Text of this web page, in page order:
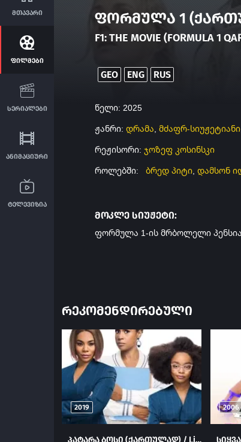
მთავარი
ფილმები
სერიალები
ანიმაციური
ტელევიზია
ფორმულა 1
F1: THE MOVIE (FORMULA 1
GEO ENG RUS
წელი: 2025
ჟანრი: დრამა, მძაფრ-სიუჟეტიანი
რეჟისორი: ჯოზეფ კოსინსკი
როლებში:
ბრედ პიტი, დამსონ
მოკლე სიუჟეტი:
ფორმულა 1-ის მრბოლელი
ᲠᲔᲙᲝᲛᲔᲜᲓᲘᲠᲔᲑᲣᲚᲘ
2019
პატარა ბოსი (ქართულად) / Little (Patara Bosi Qartulad) ქართულად 2019
2006